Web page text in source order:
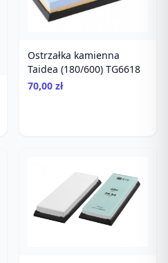
Ostrzałka kamienna
Taidea (180/600) TG6618
70,00 zł